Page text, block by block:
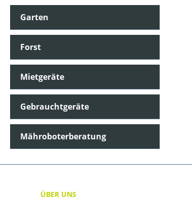
Garten
Forst
Mietgeräte
Gebrauchtgeräte
Mähroboterberatung
ÜBER UNS